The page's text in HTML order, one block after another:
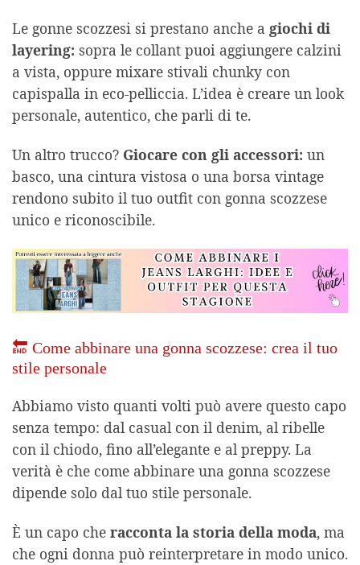
Le gonne scozzesi si prestano anche a giochi di
layering: sopra le collant puoi aggiungere calzini
a vista, oppure mixare stivali chunky con
capispalla in eco-pelliccia. L’idea è creare un look
personale, autentico, che parli di te.
Un altro trucco? Giocare con gli accessori: un
basco, una cintura vistosa o una borsa vintage
rendono subito il tuo outfit con gonna scozzese
unico e riconoscibile.
🔚 Come abbinare una gonna scozzese: crea il tuo
stile personale
Abbiamo visto quanti volti può avere questo capo
senza tempo: dal casual con il denim, al ribelle
con il chiodo, fino all’elegante e al preppy. La
verità è che come abbinare una gonna scozzese
dipende solo dal tuo stile personale.
È un capo che racconta la storia della moda, ma
che ogni donna può reinterpretare in modo unico.